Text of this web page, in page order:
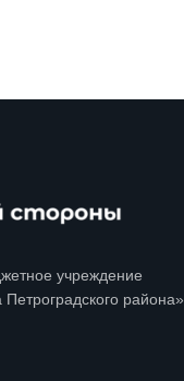
учреждение
района»